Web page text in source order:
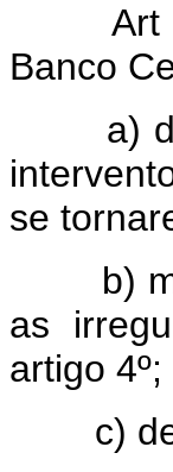
Art
Banco
a)
se
b)
as
artigo 4º;
c)